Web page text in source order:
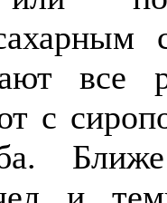
все
с